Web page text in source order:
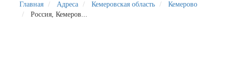
Главная Адреса Кемеровская область
Кемерово
Россия, Кемеров...